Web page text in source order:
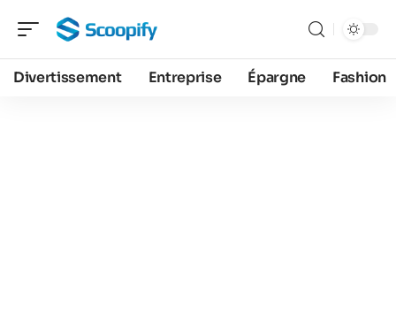
Divertissement Entreprise Épargne Fashion